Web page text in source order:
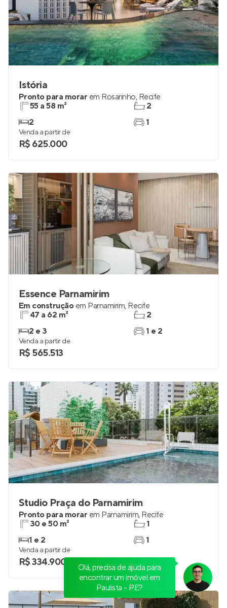
Istória
Pronto para morar em Rosarinho, Recife
55 a 58 m²
2
2
1
Venda a partir de
R$ 625.000
Essence Parnamirim
Em construção em Parnamirim, Recife
47 a 62 m²
2 e 3
2
1 e 2
Venda a partir de
R$ 565.513
Studio Praça do Parnamirim
Pronto para morar em Parnamirim, Recife
30 e 50 m²
1 e 2
1
1
Venda a partir de
R$ 334.900
Olá, precisa de ajuda para
encontrar um imóvel em
Paulista - PE?